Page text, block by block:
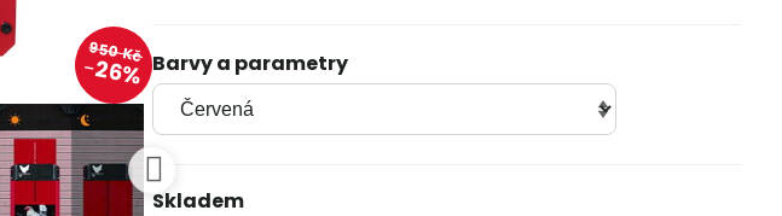
950 Kč
26% Barvy a parametry
Skladem